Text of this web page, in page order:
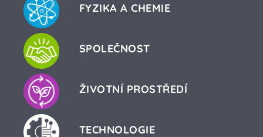
FYZIKA A CHEMIE
SPOLEČNOST
ŽIVOTNÍ PROSTŘEDÍ
TECHNOLOGIE